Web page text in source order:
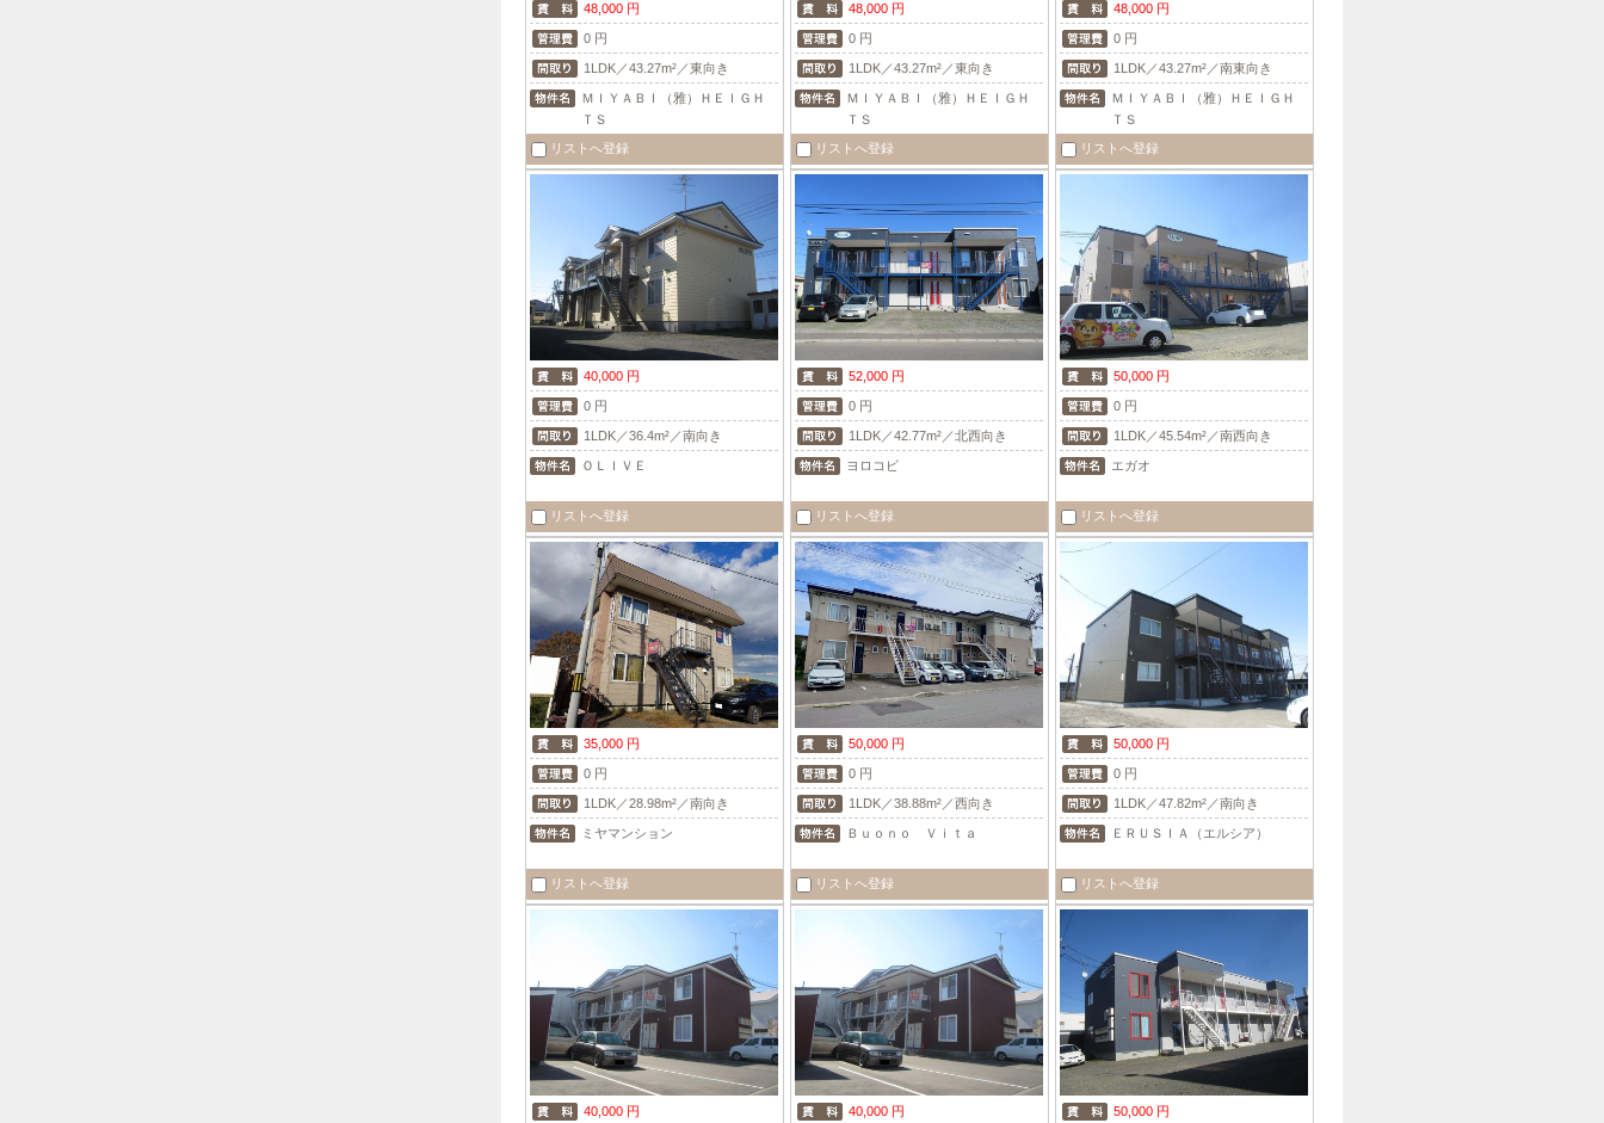
48,000 円
0 円
1LDK／43.27m²／東向き
ＭＩＹＡＢＩ（雅）ＨＥＩＧＨ
ＴＳ
リストへ登録
48,000 円
0 円
1LDK／43.27m²／東向き
ＭＩＹＡＢＩ（雅）ＨＥＩＧＨ
ＴＳ
リストへ登録
48,000 円
0 円
1LDK／43.27m²／南東向き
ＭＩＹＡＢＩ（雅）ＨＥＩＧＨ
ＴＳ
リストへ登録
40,000 円
0 円
1LDK／36.4m²／南向き
ＯＬＩＶＥ
リストへ登録
52,000 円
0 円
1LDK／42.77m²／北西向き
ヨロコビ
リストへ登録
50,000 円
0 円
1LDK／45.54m²／南西向き
エガオ
リストへ登録
35,000 円
0 円
1LDK／28.98m²／南向き
ミヤマンション
リストへ登録
50,000 円
0 円
1LDK／38.88m²／西向き
Ｂｕｏｎｏ Ｖｉｔａ
リストへ登録
50,000 円
0 円
1LDK／47.82m²／南向き
ＥＲＵＳＩＡ（エルシア）
リストへ登録
40,000 円 40,000 円 50,000 円